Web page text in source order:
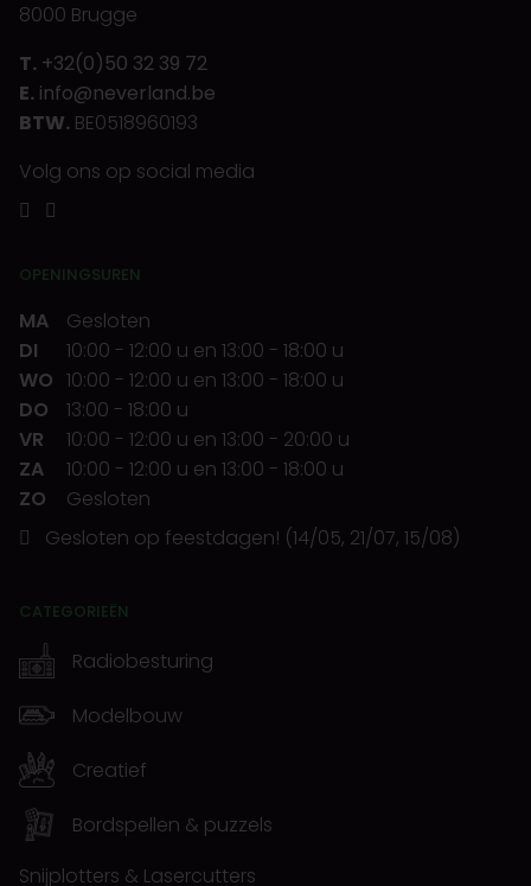
8000 Brugge
T. +32(0)50 32 39 72
E. info@neverland.be
BTW. BE0518960193
Volg ons op social media
OPENINGSUREN
MA
Gesloten
DI
10:00 - 12:00 u en 13:00 - 18:00 u
WO 10:00 - 12:00 u en 13:00 - 18:00 u
DO
13:00 - 18:00 u
VR
10:00 - 12:00 u en 13:00 - 20:00 u
ZA
10:00 - 12:00 u en 13:00 - 18:00 u
ZO
Gesloten
Gesloten op feestdagen! (14/05, 21/07, 15/08)
CATEGORIEËN
Radiobesturing
Modelbouw
Creatief
Bordspellen & puzzels
Snijplotters & Lasercutters